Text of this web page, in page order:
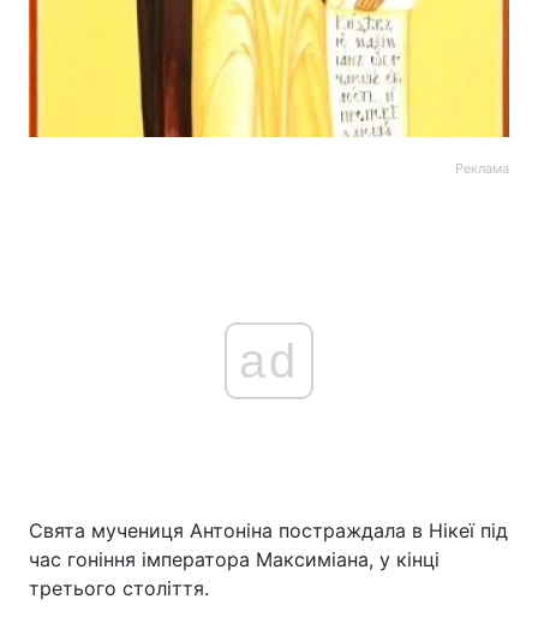
Реклама
ad
Свята мучениця Антоніна постраждала в Нікеї під
час гоніння імператора Максиміана, у кінці
третього століття.